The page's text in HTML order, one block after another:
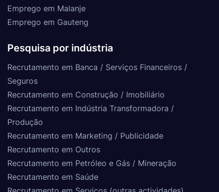
Emprego em Malanje
Emprego em Gauteng
Pesquisa por indústria
Recrutamento em Banca / Serviços Financeiros /
Seguros
Recrutamento em Construção / Imobiliário
Recrutamento em Indústria Transformadora /
Produção
Recrutamento em Marketing / Publicidade
Recrutamento em Outros
Recrutamento em Petróleo e Gás / Mineração
Recrutamento em Saúde